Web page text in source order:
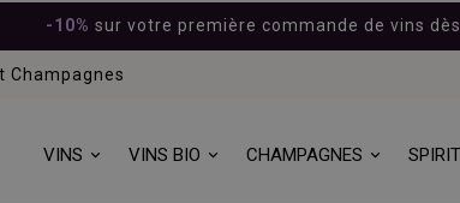
-10% sur votre première commande de vins
Champagnes
VINS VINS BIO CHAMPAGNES